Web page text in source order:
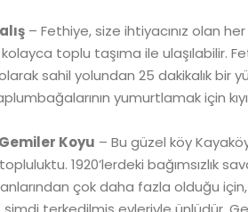
– Fethiye, size ihtiyacınız olan
toplu taşıma ile ulaşılabilir.
sahil yolundan 25 dakikalık
yumurtlamak için
Koyu – Bu güzel köy
1920’lerdeki bağımsızlık
çok daha fazla olduğu